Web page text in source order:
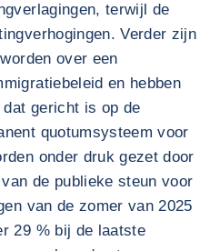
terwijl de
Verder zijn
over een
en hebben
gericht is op de
quotumsysteem voor
onder druk gezet door
de publieke steun voor
van de zomer van 2025
29 % bij de laatste